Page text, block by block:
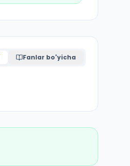
Fanlar bo'yicha